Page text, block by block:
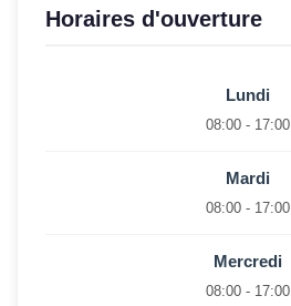
Horaires d'ouverture
Lundi
08:00 - 17:00
Mardi
08:00 - 17:00
Mercredi
08:00 - 17:00